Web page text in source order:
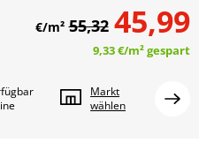
45,99
€/m² 55,32
9,33 €/m²gespart
Markt
wählen